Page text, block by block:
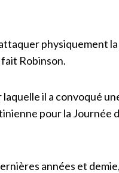
physiquement
Robinson.
laquelle il a convoqué
pour la Journée
années et